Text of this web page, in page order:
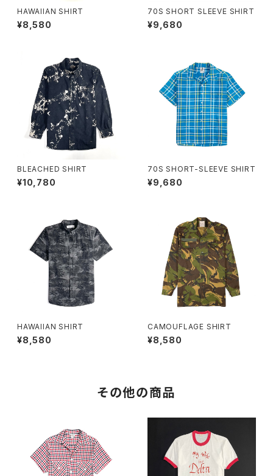
HAWAIIAN SHIRT
¥8,580
70S SHORT SLEEVE SHIRT
¥9,680
BLEACHED SHIRT
¥10,780
70S SHORT-SLEEVE SHIRT
¥9,680
HAWAIIAN SHIRT
¥8,580
CAMOUFLAGE SHIRT
¥8,580
その他の商品